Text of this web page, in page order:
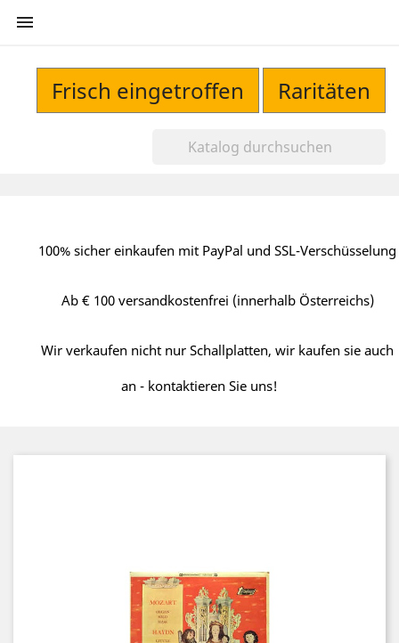

Frisch eingetroffen Raritäten
100% sicher einkaufen mit PayPal und SSL-Verschüsselung
Ab € 100 versandkostenfrei (innerhalb Österreichs)
Wir verkaufen nicht nur Schallplatten, wir kaufen sie auch
an - kontaktieren Sie uns!